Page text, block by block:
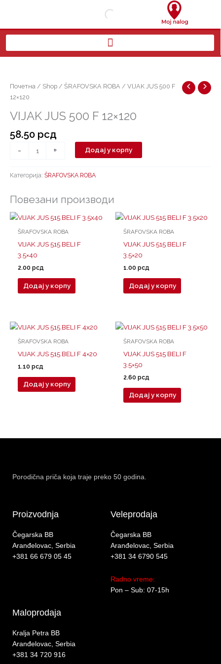
Почетна / Shop / ŠRAFOVSKA ROBA / VIJAK JUS 500 F
12×120
VIJAK JUS 500 F 12×120
58.50 рсд
-
500
F
количина
+ Додај у корпу
Категорија: ŠRAFOVSKA ROBA
Повезани производи
ŠRAFOVSKA ROBA
VIJAK JUS 515 BELI F
3.5×40
2.00рсд
Додај у корпу
ŠRAFOVSKA ROBA
VIJAK JUS 515 BELI F
3.5×20
1.00рсд
Додај у корпу
ŠRAFOVSKA ROBA
VIJAK JUS 515 BELI F 4×20
1.10рсд
Додај у корпу
ŠRAFOVSKA ROBA
VIJAK JUS 515 BELI F
3.5×50
2.60рсд
Додај у корпу
Porodična priča koja traje preko 50 godina.
Proizvodnja
Čegarska BB
Aranđelovac, Serbia
+381 66 679 05 45
Veleprodaja
Čegarska BB
Aranđelovac, Serbia
+381 34 6790 545
Radno vreme:
Pon – Sub: 07-15h
Maloprodaja
Kralja Petra BB
Aranđelovac, Serbia
+381 34 720 916